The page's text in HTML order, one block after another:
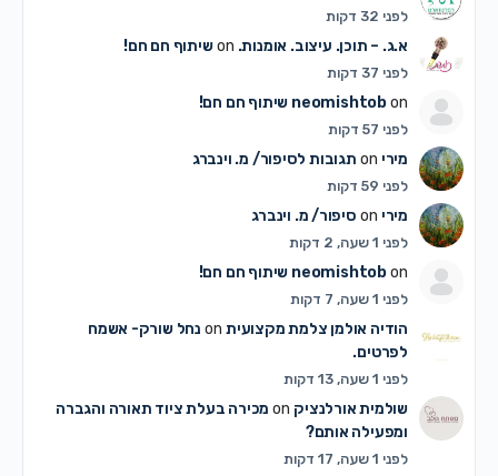
לפני 32 דקות
א.ג. – תוכן. עיצוב. אומנות. שיתוף חם חם!
לפני 37 דקות
neomishtobon שיתוף חם חם!
לפני 57 דקות
מירי תגובות לסיפור/ מ. וינברג
לפני 59 דקות
מירי סיפור/ מ. וינברג
לפני 1 שעה, 2 דקות
neomishtobon שיתוף חם חם!
לפני 1 שעה, 7 דקות
הודיה אולמן צלמת מקצועיתon
נחל שורק- אשמח
לפרטים.
לפני 1 שעה, 13 דקות
שולמית אורלנציק
מכירה בעלת ציוד תאורה והגברה
ומפעילה אותם?
לפני 1 שעה, 17 דקות